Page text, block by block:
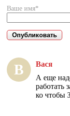
Ваше имя*
В Вася
А еще
работать
ко чтобы